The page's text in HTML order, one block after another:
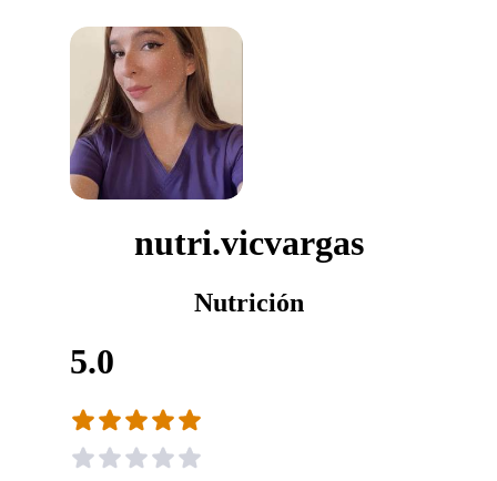
nutri.vicvargas
Nutrición
5.0